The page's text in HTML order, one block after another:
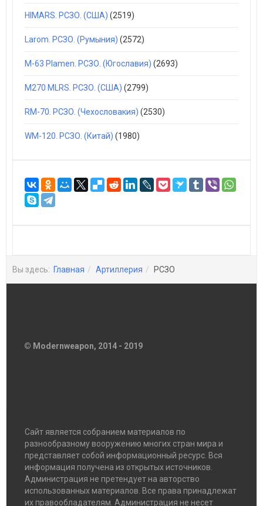
HIMARS. РСЗО. (США) (2519)
Larom. РСЗО. (Румыния) (2572)
M-63 Plamen. РСЗО. (Югославия) (2693)
M270 MLRS. РСЗО. (США) (2799)
RM-70. РСЗО. (Чехословакия) (2530)
WM-120. РСЗО. (Китай) (1980)
Вы здесь: Главная Артиллерия РСЗО
© Modernweapon, 2014 - 2019
Сайт является собранием материалов по
разнообразному вооружению многих стран мира и
представляет собой информационный ресурс. Вся
информация получена из открытых источников.
Администрация не претендует на авторство
использованных материалов. Все права принадлежат
их правообладателям. Администрация не несет